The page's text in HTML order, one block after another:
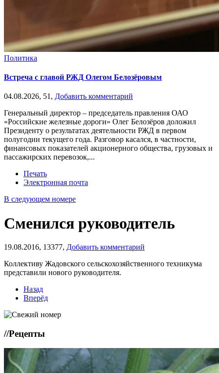
Политика
Встреча с главой РЖД Олегом Белозёровым
04.08.2026, 51, Добавить комментарий
Генеральный директор – председатель правления ОАО
«Российские железные дороги» Олег Белозёров доложил
Президенту о результатах деятельности РЖД в первом
полугодии текущего года. Разговор касался, в частности,
финансовых показателей акционерного общества, грузовых и
пассажирских перевозок,...
Печать
Электронная почта
В следующем номере
Сменился руководитель
19.08.2016, 13377, Добавить комментарий
Коллективу Жадовского сельскохозяйственного техникума
представили нового руководителя.
Назад
Вперёд
//Рецепты